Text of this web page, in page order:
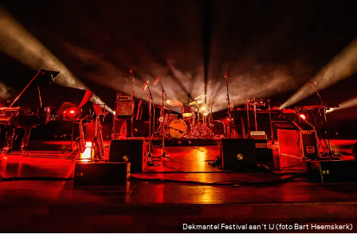
Dekmantel Festival aan 't IJ (foto Bart Heemskerk)